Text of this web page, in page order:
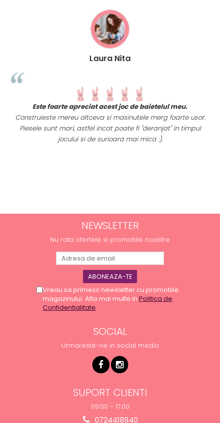
Laura Nita
Este foarte apreciat acest joc de baietelul meu.
Construieste mereu altceva si masinutele merg foarte usor.
Piesele sunt mari, astfel incat poate fi "deranjat" in timpul
jocului si de surioara mai mica :).
NEWSLETTER
Nu rata ofertele si promotiile noastre
Vreau sa primesc newsletter cu promotiile
magazinului. Afla mai multe in Politica de
Confidentialitate
SOCIAL
Urmareste-ne in social media
SUPORT CLIENTI
09:00 - 17:00
0724418940